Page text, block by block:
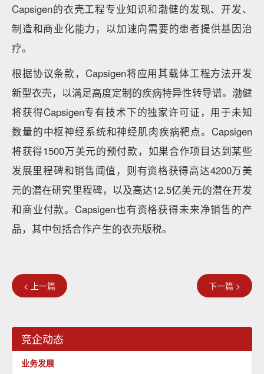
Capsigen的衣壳工程专业知识和渤健的发现、开发、
制造和商业化能力，以加速向需要的患者提供基因治
疗。
根据协议条款，Capsigen将应用其载体工程方法开发
新型衣壳，以满足高度定制的疾病特异性转导谱。渤健
将获得Capsigen专有技术下的独家许可证，用于未知
数量的中枢神经系统和神经肌肉疾病靶点。Capsigen
将获得1500万美元的预付款，如果合作项目达到某些
发展里程碑和销售阈值，则有资格获得高达4200万美
元的潜在研究里程碑，以及高达12.5亿美元的潜在开发
和商业付款。Capsigen也有资格获得未来净销售的产
品，其中包括合作产生的衣壳版税。
< 上一篇 下一篇 >
竞企动态
业务发展